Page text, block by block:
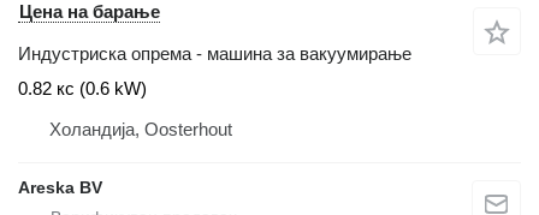
Цена на барање
Индустриска опрема - машина за вакуумирање
0.82 кс (0.6 kW)
Холандија, Oosterhout
Areska BV